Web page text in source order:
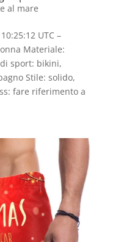
al mare
UTC –
Materiale:
sport: bikini,
Stile: solido,
fare riferimento a